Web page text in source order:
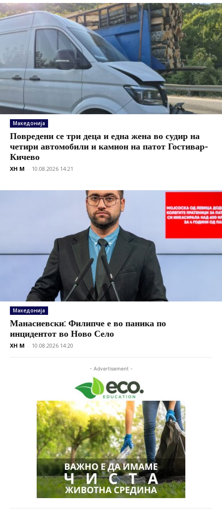
Македонија
Повредени се три деца и една жена во судир на
четири автомобили и камион на патот Гостивар-
Кичево
XH M - 10.08.2026 14:21
Македонија
Манасиевски: Филипче е во паника по
инцидентот во Ново Село
XH M - 10.08.2026 14:20
- Advertisement -